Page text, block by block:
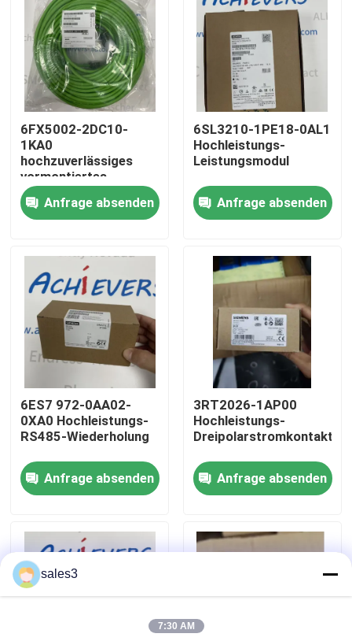
Zu Hause
Über uns
Werksbesichtigung
Kontakt mit uns
Neuigkeiten
Bitte um ein Angebot
News
Allein Bradley PLC Produkte
PEPPERL FUCHS Isolierte Barriere
6FX5002-2DC10-
1KA0
hochzuverlässiges
vormontiertes
Signalkabel
Anfrage absenden
6SL3210-1PE18-0AL1
Hochleistungs-
Leistungsmodul
Anfrage absenden
6ES7 972-0AA02-
0XA0 Hochleistungs-
RS485-Wiederholung
Anfrage absenden
3RT2026-1AP00
Hochleistungs-
Dreipolarstromkontakter
Anfrage absenden
sales3
7:30 AM